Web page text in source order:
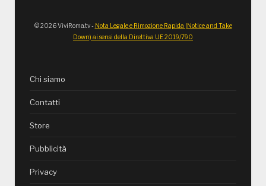
© 2026 ViviRoma.tv - Nota Legale e Rimozione Rapida (Notice and Take
Down) ai sensi della Direttiva UE 2019/790
Chi siamo
Contatti
Store
Pubblicità
Privacy